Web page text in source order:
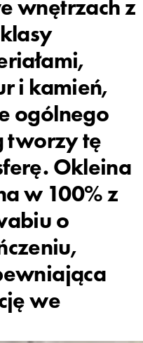
wnętrzach z
i kamień,
ogólnego
tworzy tę
Okleina
w 100% z
o
we